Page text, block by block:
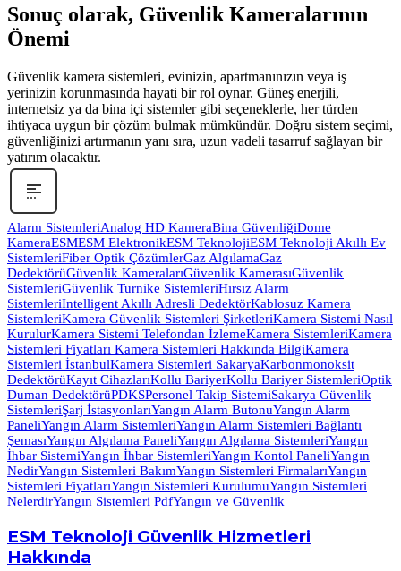
Sonuç olarak, Güvenlik Kameralarının
Önemi
Güvenlik kamera sistemleri, evinizin, apartmanınızın veya iş
yerinizin korunmasında hayati bir rol oynar. Güneş enerjili,
internetsiz ya da bina içi sistemler gibi seçeneklerle, her türden
ihtiyaca uygun bir çözüm bulmak mümkündür. Doğru sistem seçimi,
güvenliğinizi artırmanın yanı sıra, uzun vadeli tasarruf sağlayan bir
yatırım olacaktır.
Alarm SistemleriAnalog HD KameraBina GüvenliğiDome
KameraESMESM ElektronikESM TeknolojiESM Teknoloji Akıllı Ev
SistemleriFiber Optik ÇözümlerGaz AlgılamaGaz
DedektörüGüvenlik KameralarıGüvenlik KamerasıGüvenlik
SistemleriGüvenlik Turnike SistemleriHırsız Alarm
SistemleriIntelligent Akıllı Adresli DedektörKablosuz Kamera
SistemleriKamera Güvenlik Sistemleri ŞirketleriKamera Sistemi Nasıl
KurulurKamera Sistemi Telefondan İzlemeKamera SistemleriKamera
Sistemleri Fiyatları Kamera Sistemleri Hakkında BilgiKamera
Sistemleri İstanbulKamera Sistemleri SakaryaKarbonmonoksit
DedektörüKayıt CihazlarıKollu BariyerKollu Bariyer SistemleriOptik
Duman DedektörüPDKSPersonel Takip SistemiSakarya Güvenlik
SistemleriŞarj İstasyonlarıYangın Alarm ButonuYangın Alarm
PaneliYangın Alarm SistemleriYangın Alarm Sistemleri Bağlantı
ŞemasıYangın Algılama PaneliYangın Algılama SistemleriYangın
İhbar SistemiYangın İhbar SistemleriYangın Kontol PaneliYangın
NedirYangın Sistemleri BakımYangın Sistemleri FirmalarıYangın
Sistemleri FiyatlarıYangın Sistemleri KurulumuYangın Sistemleri
NelerdirYangın Sistemleri PdfYangın ve Güvenlik
ESM Teknoloji Güvenlik Hizmetleri
Hakkında